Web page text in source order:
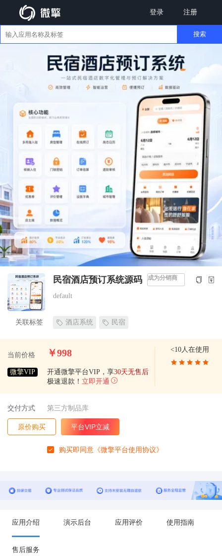
登录 注册
搜索
民宿酒店预订系统源码 成为分销商
default
关联标签 酒店系统 民宿
当前价格 ￥998
微擎VIP 开通微擎平台VIP，享30天无售后
极速退款！ 立即开通
<10人在使用
交付方式 第三方制品库
原价购买 平台VIP立减
购买即同意 《微擎平台使用协议》
应用介绍 演示后台 应用评价 使用指南
售后服务